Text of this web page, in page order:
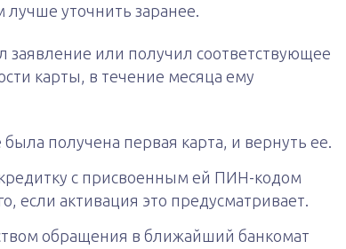
уточнить заранее.
заявление или получил соответствующее
карты, в течение месяца ему
получена первая карта, и вернуть ее.
с присвоенным ей ПИН-кодом
если активация это предусматривает.
обращения в ближайший банкомат